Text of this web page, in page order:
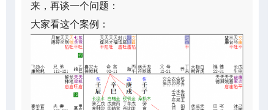
来，再谈一个问题：
大家看这个案例：